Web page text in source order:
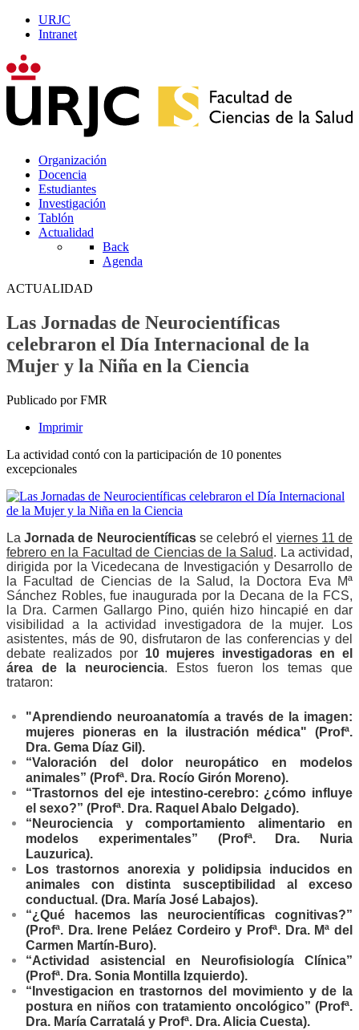
URJC
Intranet
Organización
Docencia
Estudiantes
Investigación
Tablón
Actualidad
Back
Agenda
ACTUALIDAD
Las Jornadas de Neurocientíficas
celebraron el Día Internacional de la
Mujer y la Niña en la Ciencia
Publicado por FMR
Imprimir
La actividad contó con la participación de 10 ponentes
excepcionales
LaJornada de Neurocientíficasse celebró el viernes 11 de
febrero en la Facultad de Ciencias de la Salud. La actividad,
dirigida por la Vicedecana de Investigación y Desarrollo de
la Facultad de Ciencias de la Salud, la Doctora Eva Mª
Sánchez Robles, fue inaugurada por la Decana de la FCS,
la Dra. Carmen Gallargo Pino, quién hizo hincapié en dar
visibilidad a la actividad investigadora de la mujer. Los
asistentes, más de 90, disfrutaron de las conferencias y del
debate realizados por 10 mujeres investigadoras en el
área de la neurociencia. Estos fueron los temas que
trataron:
"Aprendiendo neuroanatomía a través de la imagen:
mujeres pioneras en la ilustración médica" (Profª.
Dra. Gema Díaz Gil).
“Valoración del dolor neuropático en modelos
animales” (Profª. Dra. Rocío Girón Moreno).
“Trastornos del eje intestino-cerebro: ¿cómo influye
el sexo?” (Profª. Dra. Raquel Abalo Delgado).
“Neurociencia y comportamiento alimentario en
modelos experimentales” (Profª. Dra. Nuria
Lauzurica).
Los trastornos anorexia y polidipsia inducidos en
animales con distinta susceptibilidad al exceso
conductual. (Dra. María José Labajos).
“¿Qué hacemos las neurocientíficas cognitivas?”
(Profª. Dra. Irene Peláez Cordeiro y Profª. Dra. Mª del
Carmen Martín-Buro).
“Actividad asistencial en Neurofisiología Clínica”
(Profª. Dra. Sonia Montilla Izquierdo).
“Investigacion en trastornos del movimiento y de la
postura en niños con tratamiento oncológico” (Profª.
Dra. María Carratalá y Profª. Dra. Alicia Cuesta).